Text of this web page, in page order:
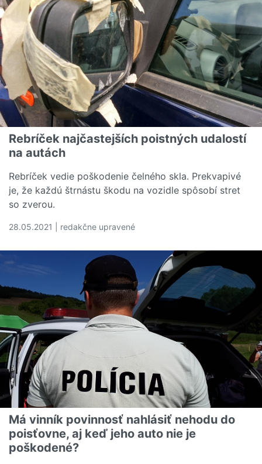
Rebríček najčastejších poistných udalostí
na autách
Rebríček vedie poškodenie čelného skla. Prekvapivé
je, že každú štrnástu škodu na vozidle spôsobí stret
so zverou.
28.05.2021 | redakčne upravené
Má vinník povinnosť nahlásiť nehodu do
poisťovne, aj keď jeho auto nie je
poškodené?